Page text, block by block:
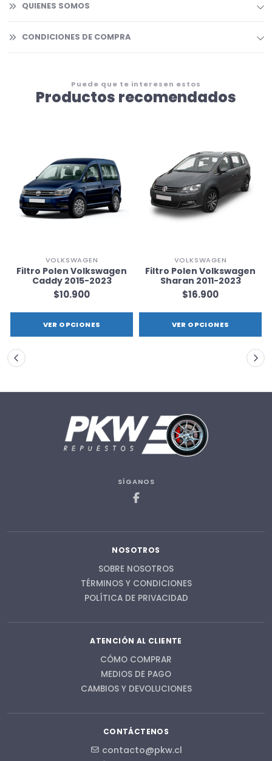
QUIENES SOMOS
CONDICIONES DE COMPRA
Puede que te interesen estos
Productos recomendados
VOLKSWAGEN
Filtro Polen Volkswagen
Caddy 2015-2023
$10.900
VER OPCIONES
VOLKSWAGEN
Filtro Polen Volkswagen
Sharan 2011-2023
$16.900
VER OPCIONES
SÍGANOS
NOSOTROS
SOBRE NOSOTROS
TÉRMINOS Y CONDICIONES
POLÍTICA DE PRIVACIDAD
ATENCIÓN AL CLIENTE
CÓMO COMPRAR
MEDIOS DE PAGO
CAMBIOS Y DEVOLUCIONES
CONTÁCTENOS
contacto@pkw.cl